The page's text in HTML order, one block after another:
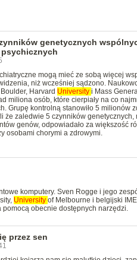
genetycznych
mogą mieć ze sobą więcej
niż wcześniej sądzono.
Harvard University i Mass
miliona osób, które cierpiały na co
Grupę kontrolną stanowiło 5 milionów
że zaledwie 5 czynników genetycznych,
genów, odpowiadało za większość
osobami chorymi a zdrowymi.
komputery. Sven Rogge i jego
University of Melbourne i belgijski
obecnie dostępnych narzędzi.
przez sen